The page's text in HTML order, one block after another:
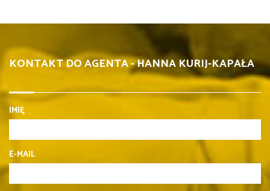
KONTAKT DO AGENTA - HANNA KURIJ-KAPAŁA
IMIĘ
E-MAIL